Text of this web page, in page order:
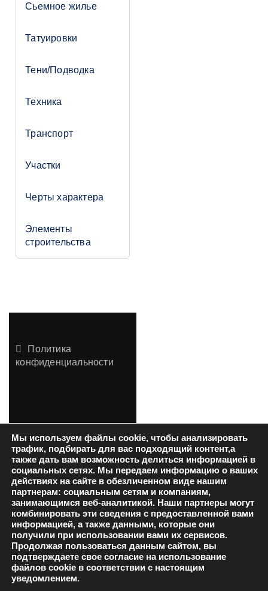
Сьемное жилье
Татуировки
Тени/Подводка
Техника
Транспорт
Участки
Черты характера
Элементы
строительства
Политика
конфиденциальности
ДОПОЛНЕНИЯ
И МОДЫ
СИМС 4
Copyright © All rights
reserved |Blogfullот
Themeansar
Мы используем файлы cookie, чтобы анализировать
трафик, подбирать для вас подходящий контент,а
также дать вам возможность делиться информацией в
социальных сетях. Мы передаем информацию о ваших
действиях на сайте в обезличенном виде нашим
партнерам: социальным сетям и компаниям,
занимающимся веб-аналитикой. Наши партнеры могут
комбинировать эти сведения с предоставленной вами
информацией, а также данными, которые они
получили при использовании вами их сервисов.
Продолжая пользоваться данным сайтом, вы
подтверждаете свое согласие на использование
файлов cookie в соответствии с настоящим
уведомлением.